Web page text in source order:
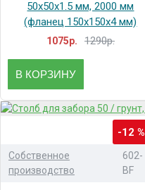
50x50x1.5 мм, 2000 мм
(фланец 150x150x4 мм)
1075р. 1290р.
В КОРЗИНУ
-12 %
Собственное
производство
602-
BF